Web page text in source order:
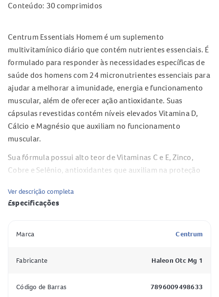
Conteúdo: 30 comprimidos
Centrum Essentials Homem é um suplemento
multivitamínico diário que contém nutrientes essenciais. É
formulado para responder às necessidades específicas de
saúde dos homens com 24 micronutrientes essenciais para
ajudar a melhorar a imunidade, energia e funcionamento
muscular, além de oferecer ação antioxidante. Suas
cápsulas revestidas contém níveis elevados Vitamina D,
Cálcio e Magnésio que auxiliam no funcionamento
muscular.
Sua fórmula possui alto teor de Vitaminas C e E, Zinco,
Cobre e Selênio, antioxidantes que auxiliam na proteção
Vitaminas do complexo B para ajudar a suprir as
necessidades diárias de energia, além das vitaminas C, D e
Por que escolher CENTRUM ESSENTIALS HOMEM?
nutricionais dos homens com 25 ingredientes que
Ver descrição completa
Especificações
Marca Centrum
Fabricante Haleon Otc Mg 1
Código de Barras 7896009498633